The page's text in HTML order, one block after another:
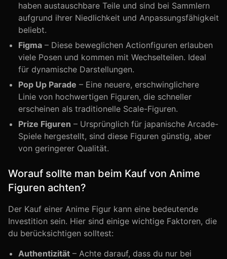
haben austauschbare Teile und sind bei Sammlern
aufgrund ihrer Niedlichkeit und Anpassungsfähigkeit
beliebt.
Figma – Diese beweglichen Actionfiguren erlauben
viele Posen und kommen mit Wechselteilen. Ideal
für dynamische Darstellungen.
Pop Up Parade – Eine neuere, erschwinglichere
Linie von hochwertigen Figuren, die schneller
erscheinen als traditionelle Scale-Figuren.
Prize Figuren – Ursprünglich für japanische Arcade-
Spiele hergestellt, sind diese Figuren günstig, aber
von geringerer Qualität.
Worauf sollte man beim Kauf von Anime
Figuren achten?
Der Kauf einer Anime Figur kann eine bedeutende
Investition sein. Hier sind einige wichtige Faktoren, die
du berücksichtigen solltest:
Authentizität – Achte darauf, dass du nur bei